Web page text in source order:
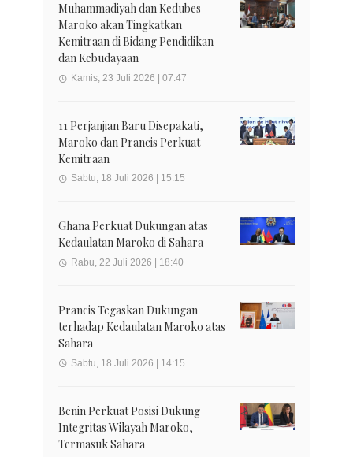
Muhammadiyah dan Kedubes
Maroko akan Tingkatkan
Kemitraan di Bidang Pendidikan
dan Kebudayaan
Kamis, 23 Juli 2026 | 07:47
11 Perjanjian Baru Disepakati,
Maroko dan Prancis Perkuat
Kemitraan
Sabtu, 18 Juli 2026 | 15:15
Ghana Perkuat Dukungan atas
Kedaulatan Maroko di Sahara
Rabu, 22 Juli 2026 | 18:40
Prancis Tegaskan Dukungan
terhadap Kedaulatan Maroko atas
Sahara
Sabtu, 18 Juli 2026 | 14:15
Benin Perkuat Posisi Dukung
Integritas Wilayah Maroko,
Termasuk Sahara